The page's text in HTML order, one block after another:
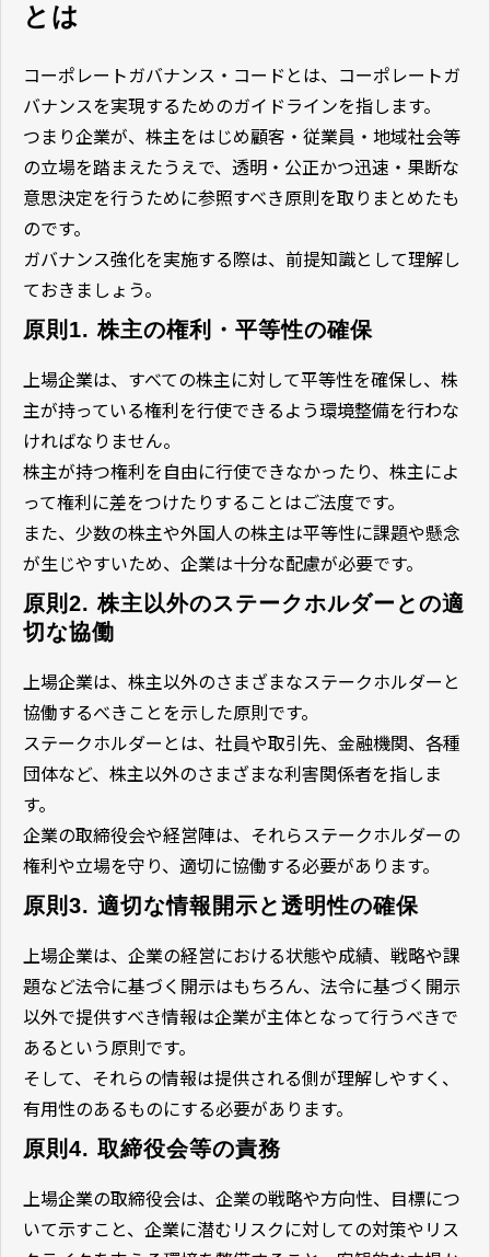
とは
コーポレートガバナンス・コードとは、コーポレートガ
バナンスを実現するためのガイドラインを指します。
つまり企業が、株主をはじめ顧客・従業員・地域社会等
の立場を踏まえたうえで、透明・公正かつ迅速・果断な
意思決定を行うために参照すべき原則を取りまとめたも
のです。
ガバナンス強化を実施する際は、前提知識として理解し
ておきましょう。
原則1. 株主の権利・平等性の確保
上場企業は、すべての株主に対して平等性を確保し、株
主が持っている権利を行使できるよう環境整備を行わな
ければなりません。
株主が持つ権利を自由に行使できなかったり、株主によ
って権利に差をつけたりすることはご法度です。
また、少数の株主や外国人の株主は平等性に課題や懸念
が生じやすいため、企業は十分な配慮が必要です。
原則2. 株主以外のステークホルダーとの適
切な協働
上場企業は、株主以外のさまざまなステークホルダーと
協働するべきことを示した原則です。
ステークホルダーとは、社員や取引先、金融機関、各種
団体など、株主以外のさまざまな利害関係者を指しま
す。
企業の取締役会や経営陣は、それらステークホルダーの
権利や立場を守り、適切に協働する必要があります。
原則3. 適切な情報開示と透明性の確保
上場企業は、企業の経営における状態や成績、戦略や課
題など法令に基づく開示はもちろん、法令に基づく開示
以外で提供すべき情報は企業が主体となって行うべきで
あるという原則です。
そして、それらの情報は提供される側が理解しやすく、
有用性のあるものにする必要があります。
原則4. 取締役会等の責務
上場企業の取締役会は、企業の戦略や方向性、目標につ
いて示すこと、企業に潜むリスクに対しての対策やリス